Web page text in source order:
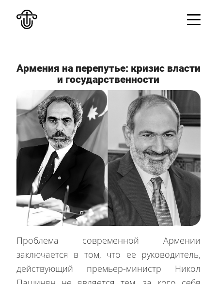
Армения на перепутье: кризис власти
и государственности
Проблема современной Армении
заключается в том, что ее руководитель,
действующий премьер-министр Никол